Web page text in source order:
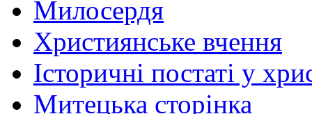
Милосердя
Християнське вчення
Історичні постаті у
Митецька сторінка